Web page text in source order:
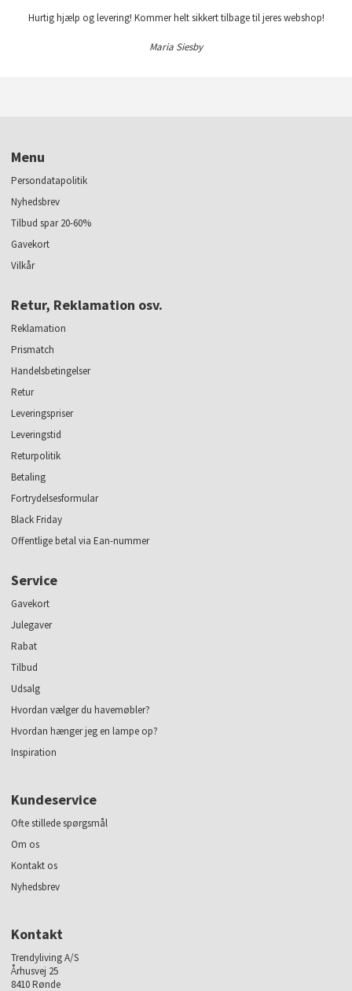
Hurtig hjælp og levering! Kommer helt sikkert tilbage til jeres webshop!
Maria Siesby
Menu
Persondatapolitik
Nyhedsbrev
Tilbud spar 20-60%
Gavekort
Vilkår
Retur, Reklamation osv.
Reklamation
Prismatch
Handelsbetingelser
Retur
Leveringspriser
Leveringstid
Returpolitik
Betaling
Fortrydelsesformular
Black Friday
Offentlige betal via Ean-nummer
Service
Gavekort
Julegaver
Rabat
Tilbud
Udsalg
Hvordan vælger du havemøbler?
Hvordan hænger jeg en lampe op?
Inspiration
Kundeservice
Ofte stillede spørgsmål
Om os
Kontakt os
Nyhedsbrev
Kontakt
Trendyliving A/S
Århusvej 25
8410 Rønde